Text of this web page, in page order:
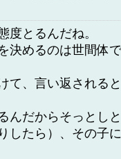
度とるんだね。
決めるのは世間体
て、言い返される
んだからそっとし
したら）、その子